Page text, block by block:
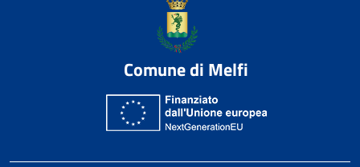
Comune di Melfi